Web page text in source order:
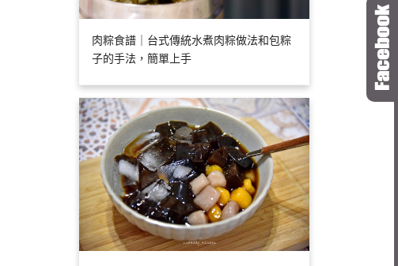
肉粽食譜｜台式傳統水煮肉粽做法和包粽
子的手法，簡單上手